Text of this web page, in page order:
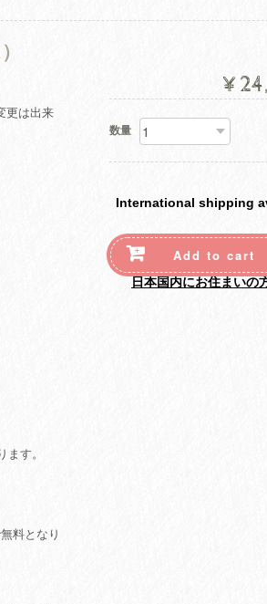
更は出来
す。
料となり
数量
International shipping
Add to cart
日本国内にお住まいの